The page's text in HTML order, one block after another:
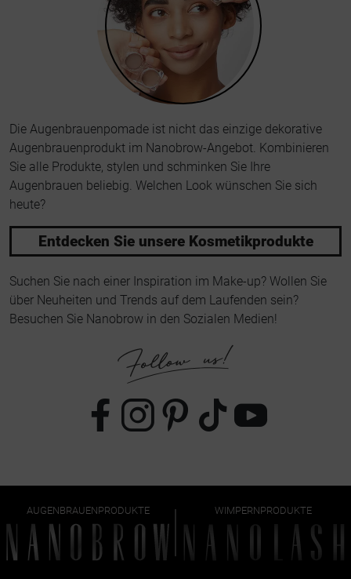
Die Augenbrauenpomade ist nicht das einzige dekorative
Augenbrauenprodukt im Nanobrow-Angebot. Kombinieren
Sie alle Produkte, stylen und schminken Sie Ihre
Augenbrauen beliebig. Welchen Look wünschen Sie sich
heute?
Entdecken Sie unsere Kosmetikprodukte
Suchen Sie nach einer Inspiration im Make-up? Wollen Sie
über Neuheiten und Trends auf dem Laufenden sein?
Besuchen Sie Nanobrow in den Sozialen Medien!
AUGENBRAUENPRODUKTE WIMPERNPRODUKTE